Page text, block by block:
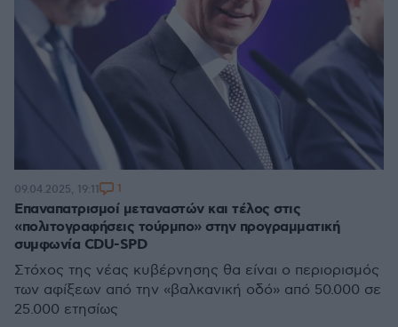
Επαναπατρισμοί μεταναστών και τέλος στις
«πολιτογραφήσεις τούρμπο» στην προγραμματική
συμφωνία CDU-SPD
Στόχος της νέας κυβέρνησης θα είναι ο περιορισμός
των αφίξεων από την «βαλκανική οδό» από 50.000 σε
25.000 ετησίως
09.04.2025, 19:11 1